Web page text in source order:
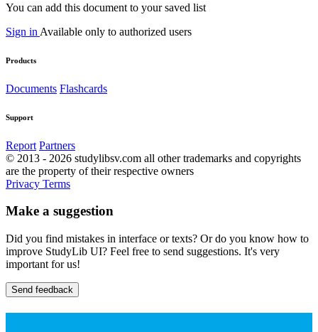
You can add this document to your saved list
Sign in Available only to authorized users
Products
Documents Flashcards
Support
Report Partners
© 2013 - 2026 studylibsv.com all other trademarks and copyrights
are the property of their respective owners
Privacy Terms
Make a suggestion
Did you find mistakes in interface or texts? Or do you know how to
improve StudyLib UI? Feel free to send suggestions. It's very
important for us!
Send feedback